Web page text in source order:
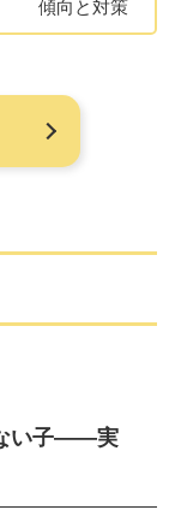
傾向と対策
い子——実